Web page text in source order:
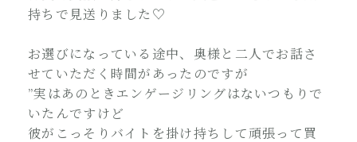
持ちで見送りました♡
お選びになっている途中、奥様と二人でお話さ
せていただく時間があったのですが
”実はあのときエンゲージリングはないつもりで
いたんですけど
彼がこっそりバイトを掛け持ちして頑張って買